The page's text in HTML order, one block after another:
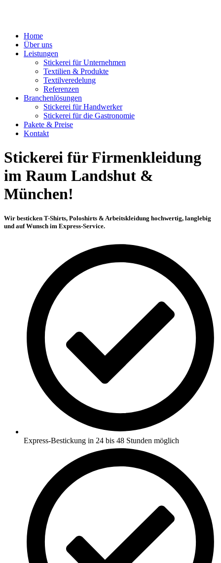
Home
Über uns
Leistungen
Stickerei für Unternehmen
Textilien & Produkte
Textilveredelung
Referenzen
Branchenlösungen
Stickerei für Handwerker
Stickerei für die Gastronomie
Pakete & Preise
Kontakt
Stickerei für Firmenkleidung
im Raum Landshut &
München!
Wir besticken T-Shirts, Poloshirts & Arbeitskleidung hochwertig, langlebig
und auf Wunsch im Express-Service.
Express-Bestickung in 24 bis 48 Stunden möglich